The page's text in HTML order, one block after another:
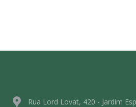
Rua Lord Lovat, 420 - Jardim